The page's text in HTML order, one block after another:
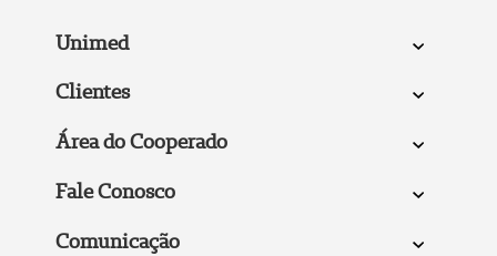
Unimed
Clientes
Área do Cooperado
Fale Conosco
Comunicação